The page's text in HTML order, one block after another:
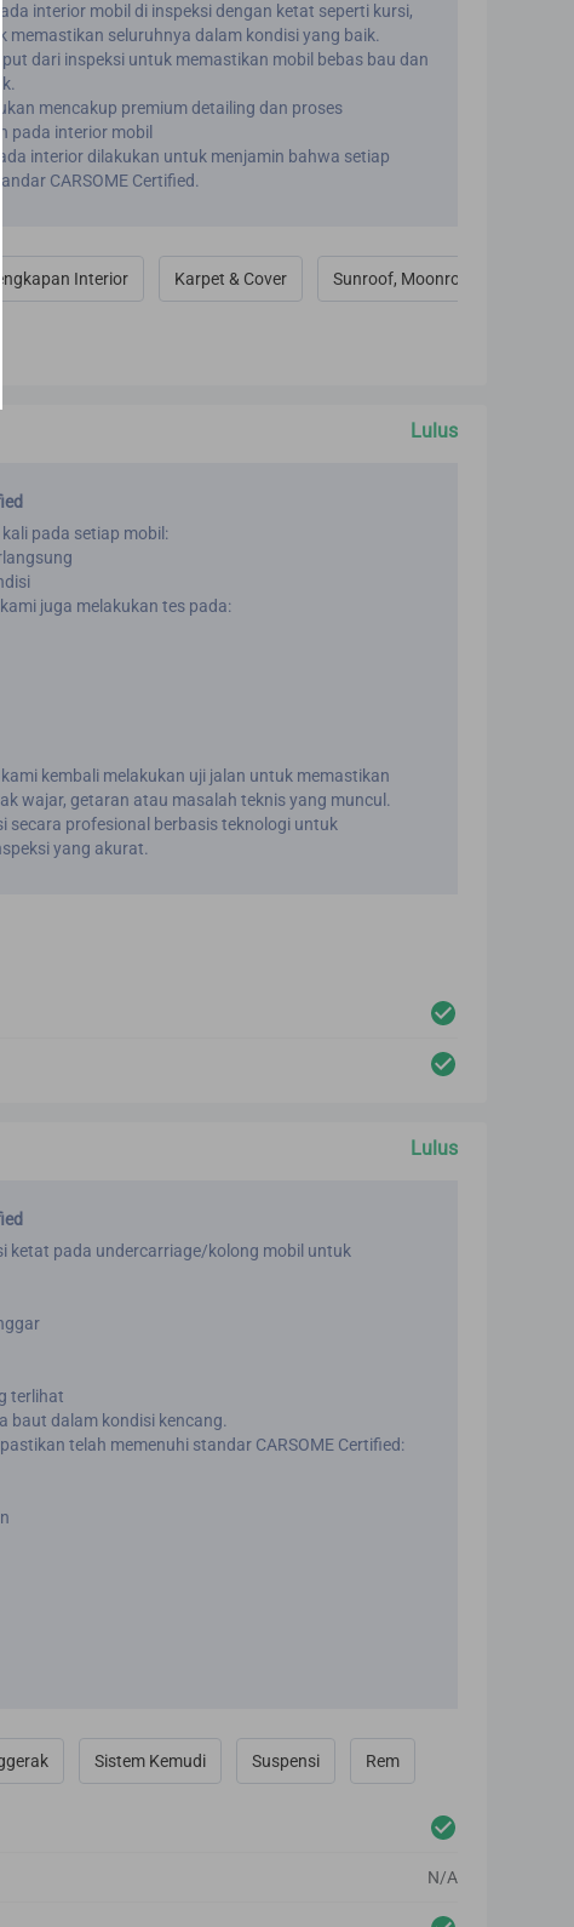
interior mobil di inspeksi dengan ketat seperti kursi,
memastikan seluruhnya dalam kondisi yang baik.
dari inspeksi untuk memastikan mobil bebas bau dan
mencakup premium detailing dan proses
pada interior mobil
interior dilakukan untuk menjamin bahwa setiap
CARSOME Certified.
Interior Karpet & Cover Sunroof, Moonroof, Convertible
Lulus
pada setiap mobil:
juga melakukan tes pada:
kembali melakukan uji jalan untuk memastikan
wajar, getaran atau masalah teknis yang muncul.
secara profesional berbasis teknologi untuk
yang akurat.
Lulus
ketat pada undercarriage/kolong mobil untuk
terlihat
baut dalam kondisi kencang.
telah memenuhi standar CARSOME Certified:
Sistem Kemudi Suspensi Rem
N/A